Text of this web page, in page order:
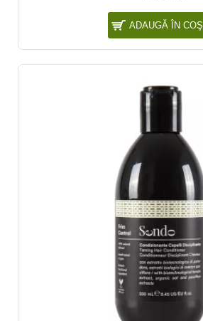
ADAUGĂ ÎN COŞ